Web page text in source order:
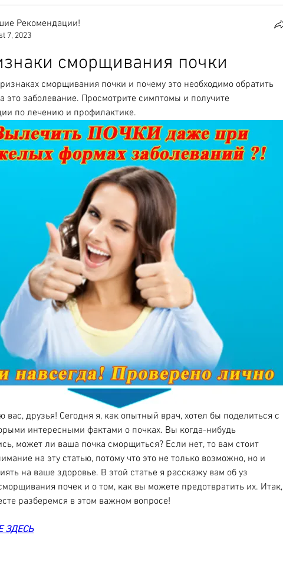
Рекомендации!
7, 2023
сморщивания почки
сморщивания почки и почему это необходимо обратить
это заболевание. Просмотрите симптомы и получите
по лечению и профилактике.
вас, друзья! Сегодня я, как опытный врач, хотел бы поделиться с
интересными фактами о почках. Вы когда-нибудь
может ли ваша почка сморщиться? Если нет, то вам стоит
на эту статью, потому что это не только возможно, но и
на ваше здоровье. В этой статье я расскажу вам об уз
почек и о том, как вы можете предотвратить их. Итак,
разберемся в этом важном вопросе!
ЗДЕСЬ